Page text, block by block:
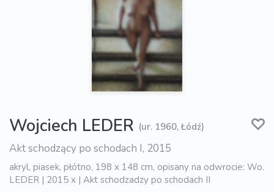
Wojciech LEDER (ur. 1960, Łódź)
Akt schodzący po schodach I, 2015
akryl, piasek, płótno, 198 x 148 cm, opisany na odwrocie: Wo.
LEDER | 2015 x | Akt schodzadzy po schodach II